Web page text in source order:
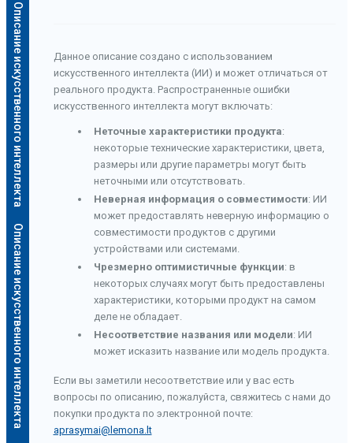
Описание искусственного интеллекта
Описание искусственного интеллекта
Данное описание создано с использованием
искусственного интеллекта (ИИ) и может отличаться от
реального продукта. Распространенные ошибки
искусственного интеллекта могут включать:
Неточные характеристики продукта:
некоторые технические характеристики, цвета,
размеры или другие параметры могут быть
неточными или отсутствовать.
Неверная информация о совместимости: ИИ
может предоставлять неверную информацию о
совместимости продуктов с другими
устройствами или системами.
Чрезмерно оптимистичные функции: в
некоторых случаях могут быть предоставлены
характеристики, которыми продукт на самом
деле не обладает.
Несоответствие названия или модели: ИИ
может исказить название или модель продукта.
Если вы заметили несоответствие или у вас есть
вопросы по описанию, пожалуйста, свяжитесь с нами до
покупки продукта по электронной почте:
aprasymai@lemona.lt